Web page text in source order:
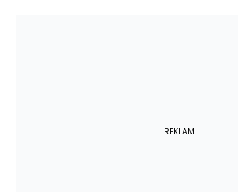
REKLAM